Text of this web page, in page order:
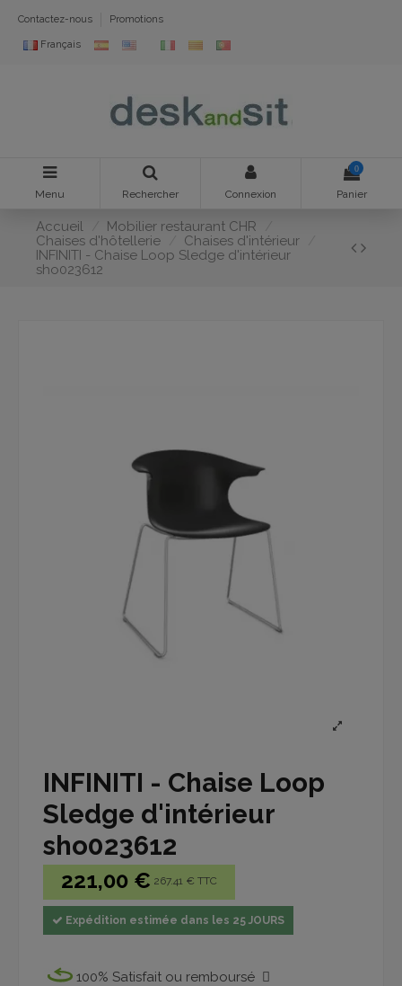
Contactez-nous Promotions
Français
Menu Rechercher Connexion
0
Panier
Accueil
Mobilier restaurant CHR
Chaises d'hôtellerie
Chaises d'intérieur
INFINITI - Chaise Loop Sledge d'intérieur
sho023612
INFINITI - Chaise Loop
Sledge d'intérieur
sho023612
221,00 € 267.41 € TTC
Expédition estimée dans les 25 JOURS
100% Satisfait ou remboursé